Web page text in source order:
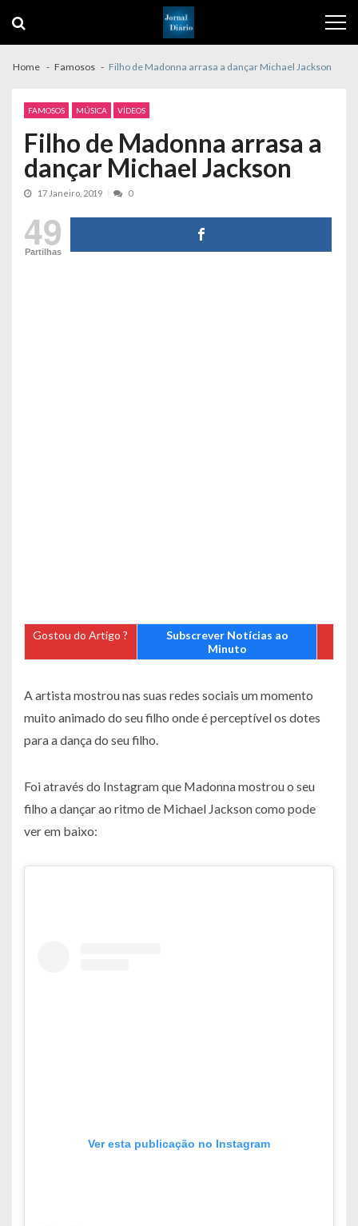
navigation
content
Home Famosos Filho de Madonna arrasa a dançar Michael Jackson
FAMOSOS MÚSICA VÍDEOS
Filho de Madonna arrasa a
dançar Michael Jackson
17 Janeiro, 2019 0
49
Partilhas
Gostou do Artigo ?
Subscrever Notícias ao
Minuto
A artista mostrou nas suas redes sociais um momento
muito animado do seu filho onde é perceptível os dotes
para a dança do seu filho.
Foi através do Instagram que Madonna mostrou o seu
filho a dançar ao ritmo de Michael Jackson como pode
ver em baixo:
Ver esta publicação no Instagram